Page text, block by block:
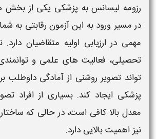
رزومه لیسانس به پزشکی یکی از بخش
در مسیر ورود به اینآزمون رقابتی به
مهمی در ارزیابی اولیه متقاضیان دارد.
تحصیلی، فعالیت های علمی و
تواند تصویر روشنی از آمادگی داوطلب
پزشکی ایجاد کند. بسیاری از افراد
معدل بالا کافی است، در حالی که
نیز اهمیت بالایی دارد.